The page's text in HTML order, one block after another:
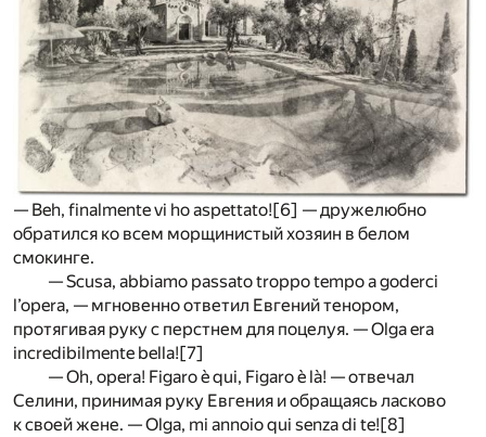
— Beh, finalmente vi ho aspettato! [6] — дружелюбно
обратился ко всем морщинистый хозяин в белом
смокинге.
— Scusa, abbiamo passato troppo tempo a goderci
l’opera, — мгновенно ответил Евгений тенором,
протягивая руку с перстнем для поцелуя. — Olga era
incredibilmente bella! [7]
— Oh, opera! Figaro è qui, Figaro è là! — отвечал
Селини, принимая руку Евгения и обращаясь ласково
к своей жене. — Olga, mi annoio qui senza di te! [8]